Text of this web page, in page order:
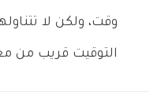
وقت، ولكن لا
التوقيت قريب من